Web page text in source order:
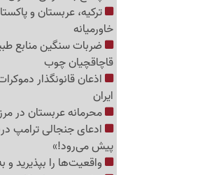
ترکیه، عربستان و
خاورمیانه
ضربات سنگین منابع
قاچاقچیان چوب
اذعان قانونگذار
ایران
محرمانه عربستان در
ادعای جنجالی ترامپ
پیش می‌رود!»
واقعیت‌ها را بپذیرید